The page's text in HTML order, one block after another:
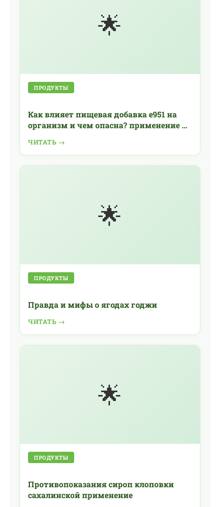
🌟
ПРОДУКТЫ
Как влияет пищевая добавка е951 на
организм и чем опасна? применение и
ЧИТАТЬ →
🌟
ПРОДУКТЫ
Правда и мифы о ягодах годжи
ЧИТАТЬ →
🌟
ПРОДУКТЫ
Противопоказания сироп клоповки
сахалинской применение